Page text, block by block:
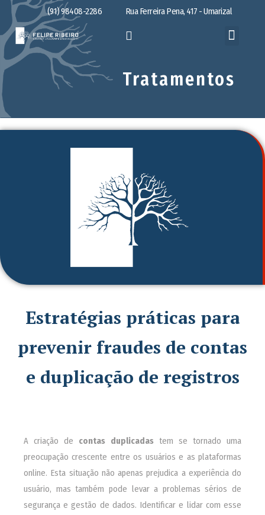
(91) 98408-2286 Rua Ferreira Pena, 417 - Umarizal
Tratamentos
Estratégias práticas para
prevenir fraudes de contas
e duplicação de registros
A criação de contas duplicadas tem se tornado uma
preocupação crescente entre os usuários e as plataformas
online. Esta situação não apenas prejudica a experiência do
usuário, mas também pode levar a problemas sérios de
segurança e gestão de dados. Identificar e lidar com esse